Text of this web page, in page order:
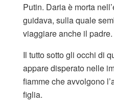
Putin. Daria è morta
guidava, sulla quale
viaggiare anche il
Il tutto sotto gli occhi di
appare disperato nelle
fiamme che avvolgono
figlia.